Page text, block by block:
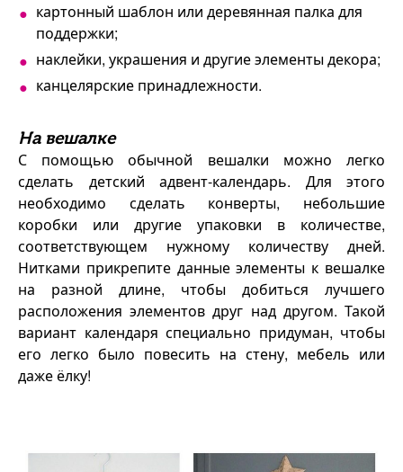
картонный шаблон или деревянная палка для
поддержки;
наклейки, украшения и другие элементы декора;
канцелярские принадлежности.
На вешалке
С помощью обычной вешалки можно легко
сделать детский адвент-календарь. Для этого
необходимо сделать конверты, небольшие
коробки или другие упаковки в количестве,
соответствующем нужному количеству дней.
Нитками прикрепите данные элементы к вешалке
на разной длине, чтобы добиться лучшего
расположения элементов друг над другом. Такой
вариант календаря специально придуман, чтобы
его легко было повесить на стену, мебель или
даже ёлку!